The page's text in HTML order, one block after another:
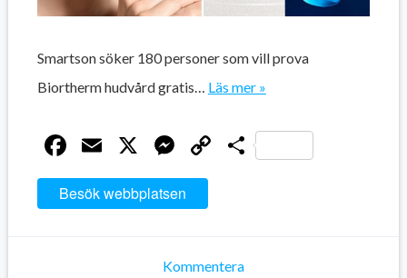
Smartson söker 180 personer som vill prova
Biortherm hudvård gratis… Läs mer »
Facebook
Email
X Messenger
CopyDela
Besök webbplatsen
Kommentera